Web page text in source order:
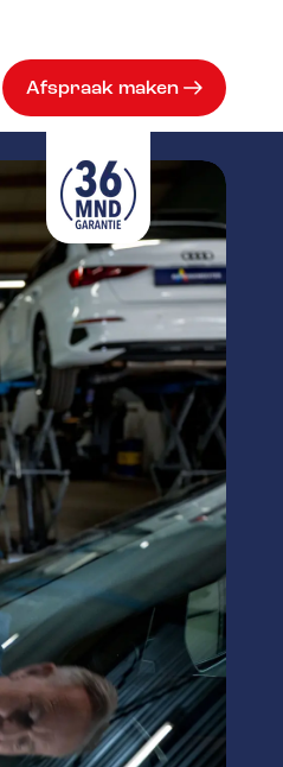
Afspraak maken